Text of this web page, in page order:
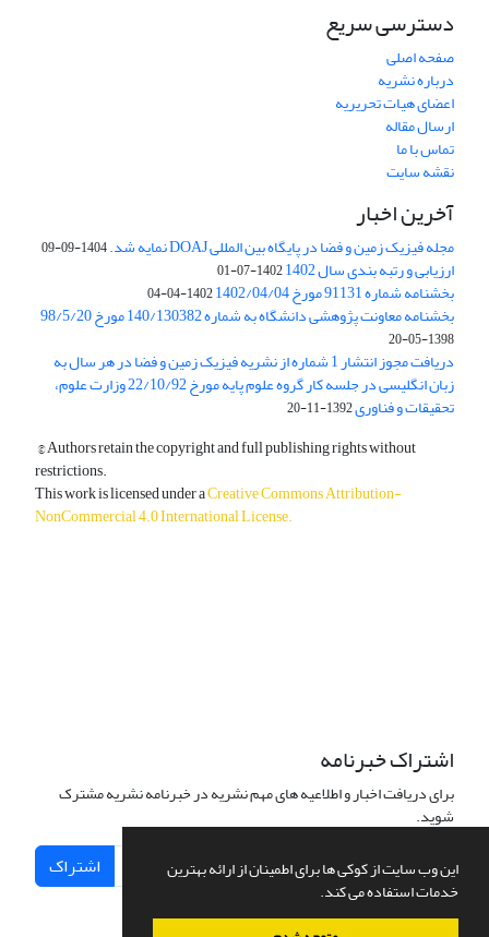
این وب سایت از کوکی ها برای اطمینان از ارائه بهترین
خدمات استفاده می کند.
دسترسی سریع
صفحه اصلی
درباره نشریه
اعضای هیات تحریریه
ارسال مقاله
تماس با ما
نقشه سایت
آخرین اخبار
مجله فیزیک زمین و فضا در پایگاه بین المللی DOAJ نمایه شد. 1404-09-09
ارزیابی و رتبه بندی سال 1402 1402-07-01
بخشنامه شماره 91131 مورخ 1402/04/04 1402-04-04
بخشنامه معاونت پژوهشی دانشگاه به شماره 140/130382 مورخ 98/5/20
1398-05-20
دریافت مجوز انتشار 1 شماره از نشریه فیزیک زمین و فضا در هر سال به
زبان انگلیسی در جلسه کار گروه علوم پایه مورخ 22/10/92 وزارت علوم،
تحقیقات و فناوری1392-11-20
© Authors retain the copyright and full publishing rights without
restrictions.
This work is licensed under aCreative Commons Attribution-
NonCommercial 4.0 International License.
اشتراک خبرنامه
برای دریافت اخبار و اطلاعیه های مهم نشریه در خبرنامه نشریه مشترک
شوید.
اشتراک